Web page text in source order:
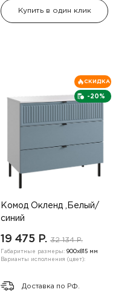
Купить в один клик
-20%
СКИДКА
Комод Окленд ,Белый/
синий
19 475 P. 32 134 P.
Габаритные размеры: 900х815 мм
Варианты исполнения (цвет):
Доставка по РФ.